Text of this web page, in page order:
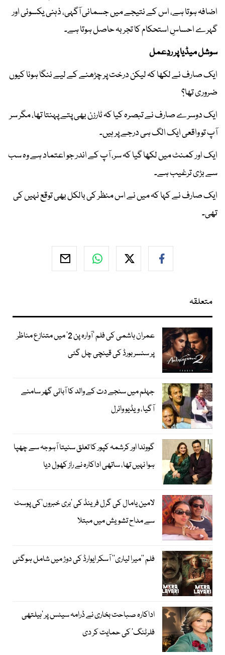
اضافہ ہوتا ہے، اس کے نتیجے میں جسمانی آگہی، ذہنی یکسوئی اور
گہرے احساسِ استحکام کا تجربہ حاصل ہوتا ہے۔
سوشل میڈیا پر ردِعمل
ایک صارف نے لکھا کہ لیکن درخت پر چڑھنے کے لیے ننگا ہونا کیوں
ضروری تھا؟
ایک دوسرے صارف نے تبصرہ کیا کہ ٹارزن بھی پتے پہنتا تھا، مگر سر
آپ تو واقعی ایک الگ ہی درجے پر ہیں۔
ایک اور کمنٹ میں لکھا گیا کہ سر، آپ کے اندر جو اعتماد ہے وہ سب
سے بڑی ترغیب ہے۔
ایک صارف نے کہا کہ میں نے اس منظر کی بالکل بھی توقع نہیں کی
تھی۔
متعلقہ
عمران ہاشمی کی فلم ’آوارہ پن 2‘ میں متنازع مناظر
پر سنسر بورڈ کی قینچی چل گئی
جہلم میں سنجے دت کے والد کا آبائی گھر سامنے
آگیا، ویڈیو وائرل
گووندا اور کرشمہ کپور کا تعلق سنیتا آہوجہ سے چھپا
ہوا نہیں تھا، ساتھی اداکارہ نے راز کھول دیا
لامین یامال کی گرل فرینڈ کی ’بری خبروں‘کی پوسٹ
سے مداح تشویش میں مبتلا
فلم ’’میرا لیاری‘‘ آسکر ایوارڈ کی دوڑ میں شامل ہوگئی
اداکارہ صباحت بخاری نے ڈرامہ سیٹس پر ’ہیلتھی
فلرٹنگ‘ کی حمایت کر دی